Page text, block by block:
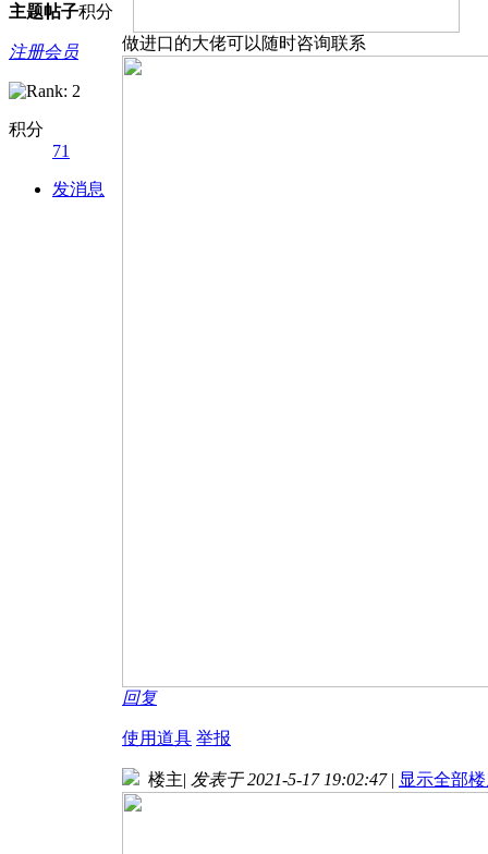
主题帖子积分
注册会员
积分
71
发消息
做进口的大佬可以随时咨询联系
回复
使用道具 举报
楼主| 发表于 2021-5-17 19:02:47 | 显示全部